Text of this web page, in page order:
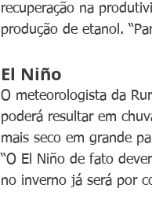
recuperação na
produção de etanol.
El Niño
O meteorologista da
poderá resultar em
mais seco em grande
“O El Niño de fato
no inverno já será por